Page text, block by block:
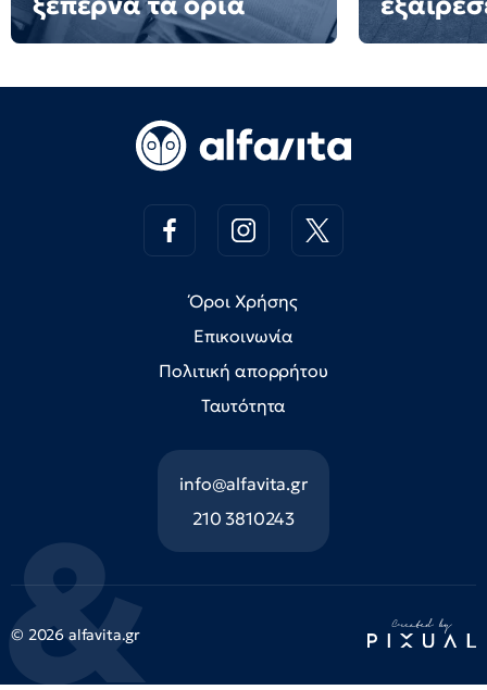
Όροι Χρήσης
Επικοινωνία
Πολιτική απορρήτου
Ταυτότητα
info@alfavita.gr
210 3810243
© 2026 alfavita.gr